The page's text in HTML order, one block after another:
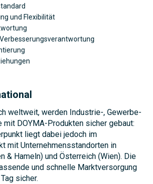
und Flexibilität
weltweit, werden Industrie-, Gewerbe-
mit DOYMA-Produkten sicher gebaut:
liegt dabei jedoch im
mit Unternehmensstandorten in
& Hameln) und Österreich (Wien). Die
und schnelle Marktversorgung
sicher.